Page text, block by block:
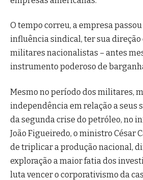
O tempo correu, a empresa
influência sindical, ter sua direção
militares nacionalistas – antes
instrumento poderoso de
Mesmo no período dos militares,
independência em relação a seus
da segunda crise do petróleo, no
João Figueiredo, o ministro César
de triplicar a produção nacional,
exploração a maior fatia dos
luta vencer o corporativismo da